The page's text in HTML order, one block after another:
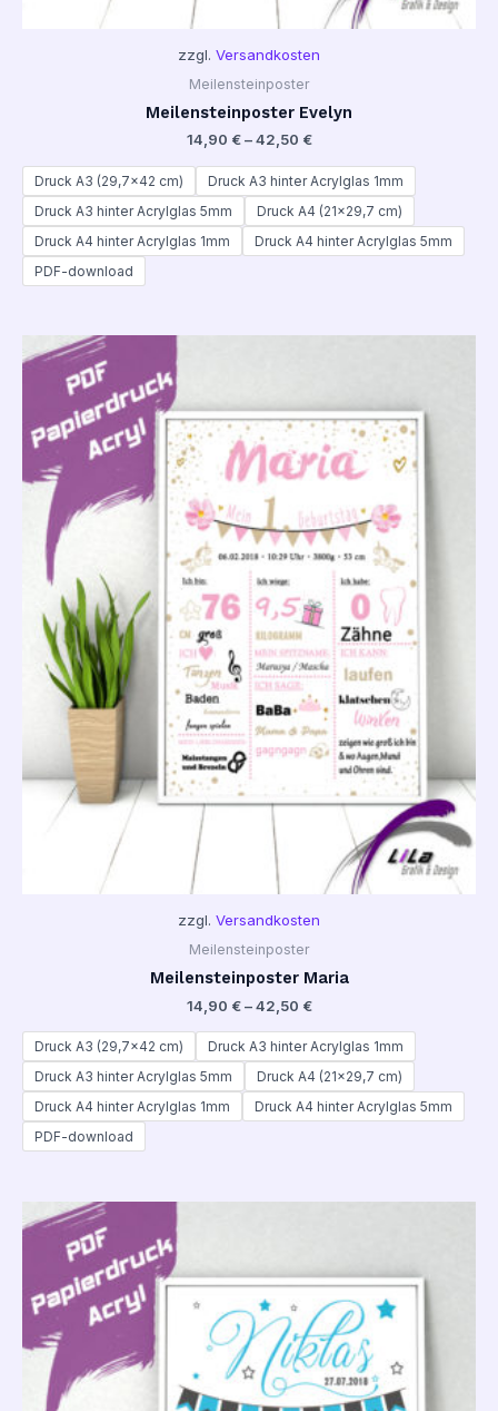
zzgl. Versandkosten
Meilensteinposter
Meilensteinposter Evelyn
14,90 €–42,50 €
Druck A3 (29,7x42 cm)
Druck A3 hinter Acrylglas 1mm
Druck A3 hinter Acrylglas 5mm
Druck A4 (21x29,7 cm)
Druck A4 hinter Acrylglas 1mm
Druck A4 hinter Acrylglas 5mm
PDF-download
zzgl. Versandkosten
Meilensteinposter
Meilensteinposter Maria
14,90 €–42,50 €
Druck A3 (29,7x42 cm)
Druck A3 hinter Acrylglas 1mm
Druck A3 hinter Acrylglas 5mm
Druck A4 (21x29,7 cm)
Druck A4 hinter Acrylglas 1mm
Druck A4 hinter Acrylglas 5mm
PDF-download